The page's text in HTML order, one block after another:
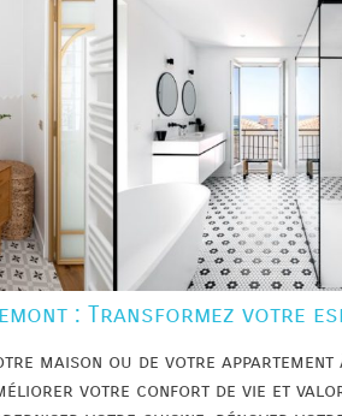
: Transformez votre
maison ou de votre appartement
votre confort de vie et